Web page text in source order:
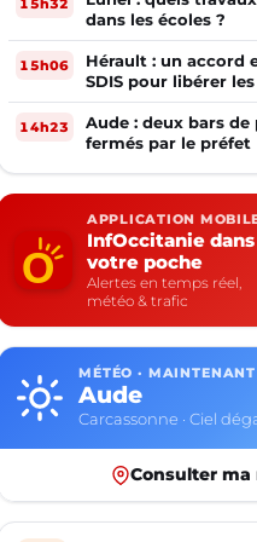
dans les écoles ?
15h06
Hérault : un accord
SDIS pour libérer
volontaires
14h23
Aude : deux bars de
fermés par le préfet
APPLICATION
InfOccitanie dans
votre poche
Alertes en temps réel,
météo & trafic
MÉTÉO · MAINTENANT
Aude
Carcassonne · Ciel
Consulter ma